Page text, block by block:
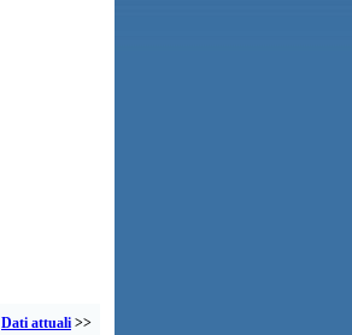
Dati attuali >>